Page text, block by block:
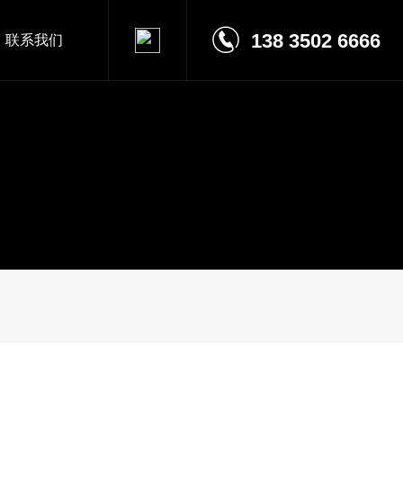
联系我们 138 3502 6666